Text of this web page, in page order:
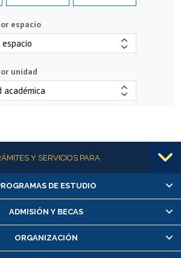
espacio
unidad
Y SERVICIOS PARA
os y exalumnas/os
Matrícula en línea
y cambio de asignaturas
y certificado de notas
DE ESTUDIO
ADMISIÓN Y BECAS
ORGANIZACIÓN